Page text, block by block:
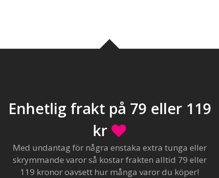
Enhetlig frakt på 79 eller 119
kr
Med undantag för några enstaka extra tunga eller
skrymmande varor så kostar frakten alltid 79 eller
119 kronor oavsett hur många varor du köper!